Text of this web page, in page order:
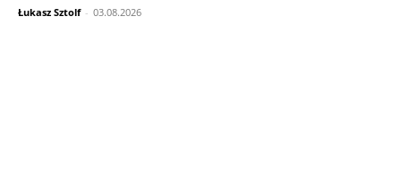
Łukasz Sztolf - 03.08.2026